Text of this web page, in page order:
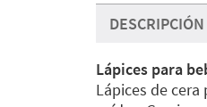
DESCRIPCIÓN
Lápices para
Lápices de